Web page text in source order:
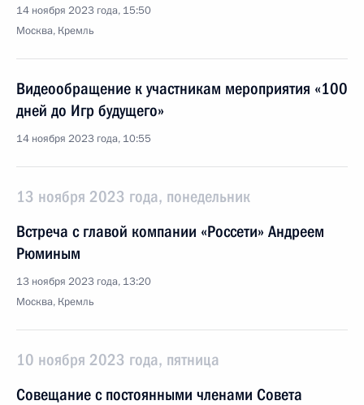
14 ноября 2023 года, 15:50
Москва, Кремль
Видеообращение к участникам мероприятия «100
дней до Игр будущего»
14 ноября 2023 года, 10:55
13 ноября 2023 года, понедельник
Встреча с главой компании «Россети» Андреем
Рюминым
13 ноября 2023 года, 13:20
Москва, Кремль
10 ноября 2023 года, пятница
Совещание с постоянными членами Совета